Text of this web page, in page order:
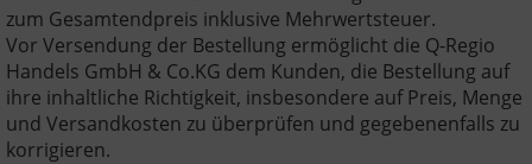
zum Gesamtendpreis inklusive Mehrwertsteuer.
Vor Versendung der Bestellung ermöglicht die Q-Regio
Handels GmbH & Co.KG dem Kunden, die Bestellung auf
ihre inhaltliche Richtigkeit, insbesondere auf Preis, Menge
und Versandkosten zu überprüfen und gegebenenfalls zu
korrigieren.